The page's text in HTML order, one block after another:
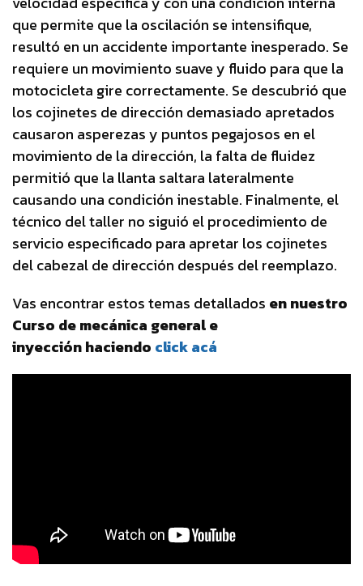
que permite que la oscilación se intensifique,
resultó en un accidente importante inesperado. Se
requiere un movimiento suave y fluido para que la
motocicleta gire correctamente. Se descubrió que
los cojinetes de dirección demasiado apretados
causaron asperezas y puntos pegajosos en el
movimiento de la dirección, la falta de fluidez
permitió que la llanta saltara lateralmente
causando una condición inestable. Finalmente, el
técnico del taller no siguió el procedimiento de
servicio especificado para apretar los cojinetes
del cabezal de dirección después del reemplazo.
Vas encontrar estos temas detallados en nuestro
Curso de mecánica general e
inyección haciendo click acá